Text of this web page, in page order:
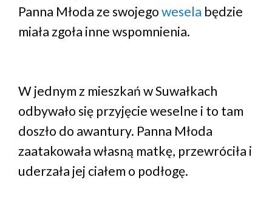
Panna Młoda ze swojegowesela będzie
miała zgoła inne wspomnienia.
W jednym z mieszkań w Suwałkach
odbywało się przyjęcie weselne i to tam
doszło do awantury. Panna Młoda
zaatakowała własną matkę, przewróciła i
uderzała jej ciałem o podłogę.